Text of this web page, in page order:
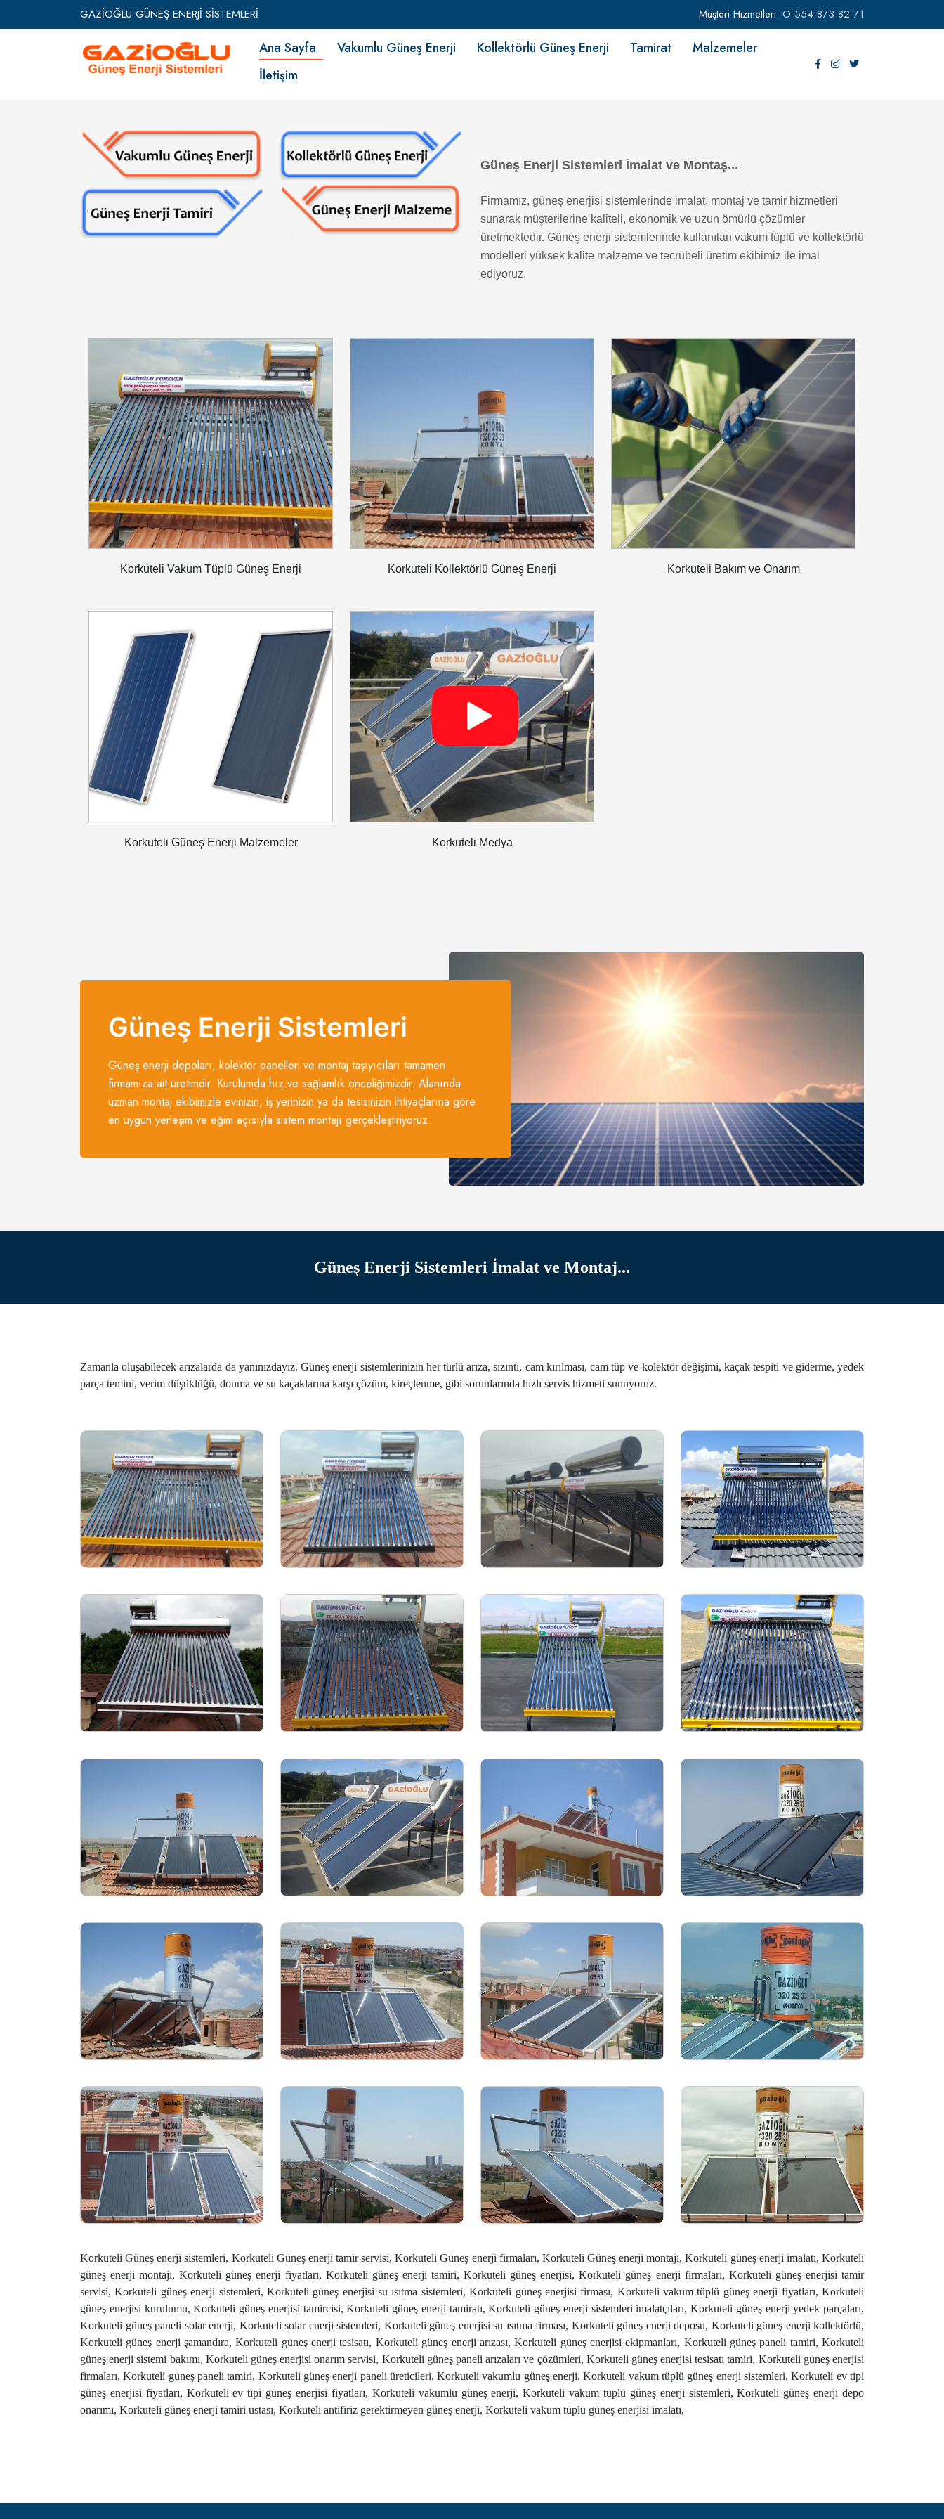
GAZİOĞLU GÜNEŞ ENERJİ SİSTEMLERİ Müşteri Hizmetleri: O 554 873 82 71
Ana Sayfa Vakumlu Güneş Enerji Kollektörlü Güneş Enerji Tamirat
Malzemeler
İletişim
Güneş Enerji Sistemleri İmalat ve Montaş...
Firmamız, güneş enerjisi sistemlerinde imalat, montaj ve tamir hizmetleri
sunarak müşterilerine kaliteli, ekonomik ve uzun ömürlü çözümler
üretmektedir. Güneş enerji sistemlerinde kullanılan vakum tüplü ve kollektörlü
modelleri yüksek kalite malzeme ve tecrübeli üretim ekibimiz ile imal
ediyoruz.
Korkuteli Vakum Tüplü Güneş Enerji Korkuteli Kollektörlü Güneş Enerji Korkuteli Bakım ve Onarım
Korkuteli Güneş Enerji Malzemeler Korkuteli Medya
Güneş Enerji Sistemleri
Güneş enerji depoları, kolektör panelleri ve montaj taşıyıcıları tamamen
firmamıza ait üretimdir. Kurulumda hız ve sağlamlık önceliğimizdir. Alanında
uzman montaj ekibimizle evinizin, iş yerinizin ya da tesisinizin ihtiyaçlarına göre
en uygun yerleşim ve eğim açısıyla sistem montajı gerçekleştiriyoruz.
Güneş Enerji Sistemleri İmalat ve Montaj...
Zamanla oluşabilecek arızalarda da yanınızdayız. Güneş enerji sistemlerinizin her türlü arıza, sızıntı, cam kırılması, cam tüp ve kolektör değişimi, kaçak tespiti ve giderme, yedek
parça temini, verim düşüklüğü, donma ve su kaçaklarına karşı çözüm, kireçlenme, gibi sorunlarında hızlı servis hizmeti sunuyoruz.
Korkuteli Güneş enerji sistemleri, Korkuteli Güneş enerji tamir servisi, Korkuteli Güneş enerji firmaları, Korkuteli Güneş enerji montajı, Korkuteli güneş enerji imalatı, Korkuteli
güneş enerji montajı, Korkuteli güneş enerji fiyatları, Korkuteli güneş enerji tamiri, Korkuteli güneş enerjisi, Korkuteli güneş enerji firmaları, Korkuteli güneş enerjisi tamir
servisi, Korkuteli güneş enerji sistemleri, Korkuteli güneş enerjisi su ısıtma sistemleri, Korkuteli güneş enerjisi firması, Korkuteli vakum tüplü güneş enerji fiyatları, Korkuteli
güneş enerjisi kurulumu, Korkuteli güneş enerjisi tamircisi, Korkuteli güneş enerji tamiratı, Korkuteli güneş enerji sistemleri imalatçıları, Korkuteli güneş enerji yedek parçaları,
Korkuteli güneş paneli solar enerji, Korkuteli solar enerji sistemleri, Korkuteli güneş enerjisi su ısıtma firması, Korkuteli güneş enerji deposu, Korkuteli güneş enerji kollektörlü,
Korkuteli güneş enerji şamandıra, Korkuteli güneş enerji tesisatı, Korkuteli güneş enerji arızası, Korkuteli güneş enerjisi ekipmanları, Korkuteli güneş paneli tamiri, Korkuteli
güneş enerji sistemi bakımı, Korkuteli güneş enerjisi onarım servisi, Korkuteli güneş paneli arızaları ve çözümleri, Korkuteli güneş enerjisi tesisatı tamiri, Korkuteli güneş enerjisi
firmaları, Korkuteli güneş paneli tamiri, Korkuteli güneş enerji paneli üreticileri, Korkuteli vakumlu güneş enerji, Korkuteli vakum tüplü güneş enerji sistemleri, Korkuteli ev tipi
güneş enerjisi fiyatları, Korkuteli ev tipi güneş enerjisi fiyatları, Korkuteli vakumlu güneş enerji, Korkuteli vakum tüplü güneş enerji sistemleri, Korkuteli güneş enerji depo
onarımı, Korkuteli güneş enerji tamiri ustası, Korkuteli antifiriz gerektirmeyen güneş enerji, Korkuteli vakum tüplü güneş enerjisi imalatı,